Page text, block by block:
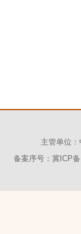
主管单位
备案序号：冀ICP